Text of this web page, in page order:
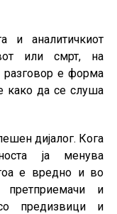
и аналитичкиот
или смрт, на
разговор е форма
како да се слуша
дијалог. Кога
ја менува
е вредно и во
и
предизвици и